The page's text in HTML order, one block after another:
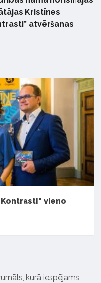
Kristīnes
atvēršanas
vieno
kurā iespējams